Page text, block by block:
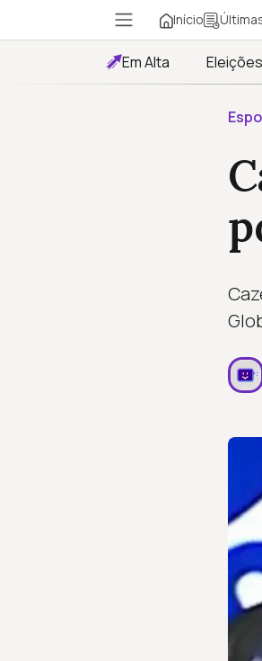
Início
Em Alta Eleições